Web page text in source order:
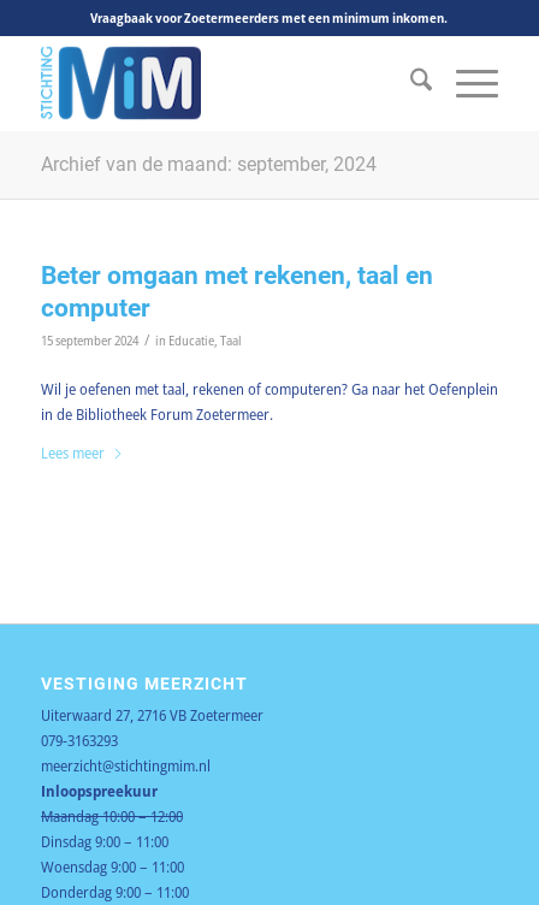
Vraagbaak voor Zoetermeerders met een minimum inkomen.
Archief van de maand: september, 2024
Beter omgaan met rekenen, taal en
computer
15 september 2024 / in Educatie, Taal
Wil je oefenen met taal, rekenen of computeren? Ga naar het Oefenplein
in de Bibliotheek Forum Zoetermeer.
Lees meer
VESTIGING MEERZICHT
Uiterwaard 27, 2716 VB Zoetermeer
079-3163293
meerzicht@stichtingmim.nl
Inloopspreekuur
Maandag 10:00 – 12:00
Dinsdag 9:00 – 11:00
Woensdag 9:00 – 11:00
Donderdag 9:00 – 11:00